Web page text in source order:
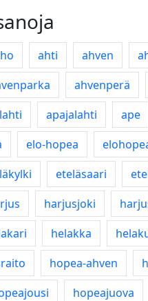
ahti ahven
ahvenperä
apajalahti ape
elo-hopea
eteläsaari
harjusjoki
helakka
hopea-ahven
hopeajuova